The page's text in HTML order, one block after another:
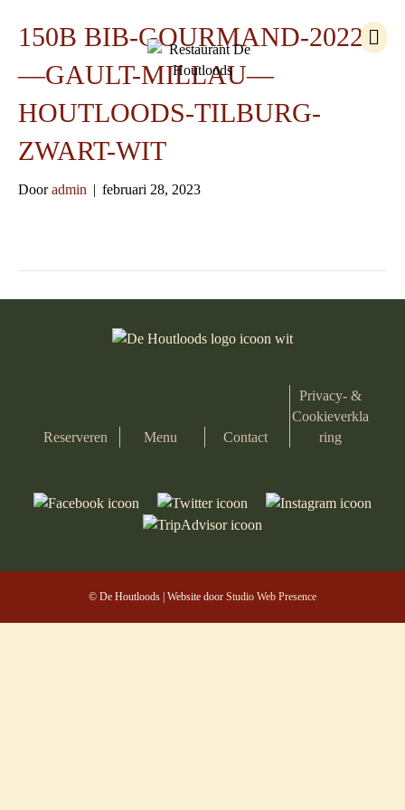
M
e
150B BIB-GOURMAND-2022
—GAULT-MILLAU—
HOUTLOODS-TILBURG-
ZWART-WIT
Dooradmin | februari 28, 2023
Reserveren Menu Contact
Privacy- &
Cookieverkla
ring
© De Houtloods | Website door Studio Web Presence